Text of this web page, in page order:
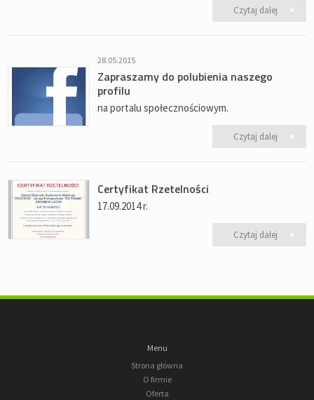
Czytaj dalej
28.05.2015
Zapraszamy do polubienia naszego
profilu
na portalu społecznościowym.
Czytaj dalej
Certyfikat Rzetelności
17.09.2014 r.
Czytaj dalej
Menu
Strona główna
O firmie
Oferta